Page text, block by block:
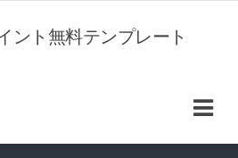
ント無料テンプレート